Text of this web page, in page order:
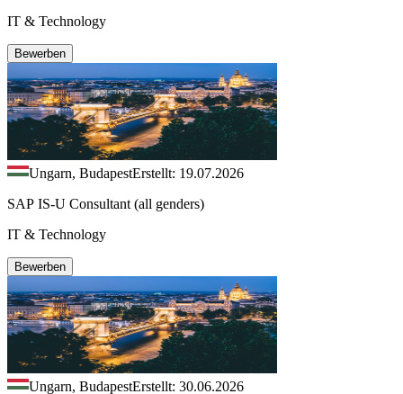
IT & Technology
Bewerben
Ungarn, BudapestErstellt: 19.07.2026
SAP IS-U Consultant (all genders)
IT & Technology
Bewerben
Ungarn, BudapestErstellt: 30.06.2026